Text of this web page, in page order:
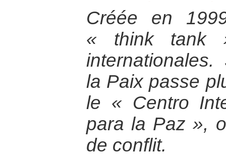
Créée en
« think tank
la Paix passe
le « Centro
para la Paz »,
de conflit.